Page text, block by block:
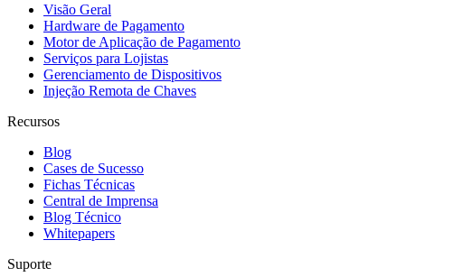
Visão Geral
Hardware de Pagamento
Motor de Aplicação de Pagamento
Serviços para Lojistas
Gerenciamento de Dispositivos
Injeção Remota de Chaves
Recursos
Blog
Cases de Sucesso
Fichas Técnicas
Central de Imprensa
Blog Técnico
Whitepapers
Suporte